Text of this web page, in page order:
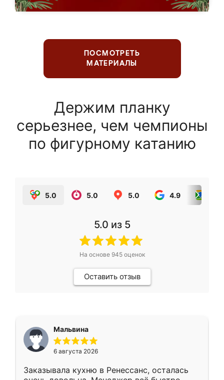
ПОСМОТРЕТЬ
МАТЕРИАЛЫ
Держим планку
серьезнее, чем чемпионы
по фигурному катанию
5.0 5.0 5.0 4.9
5.0 из 5
На основе 945оценок
Оставить отзыв
Мальвина
6 августа 2026
Заказывала кухню в Ренессанс, осталась